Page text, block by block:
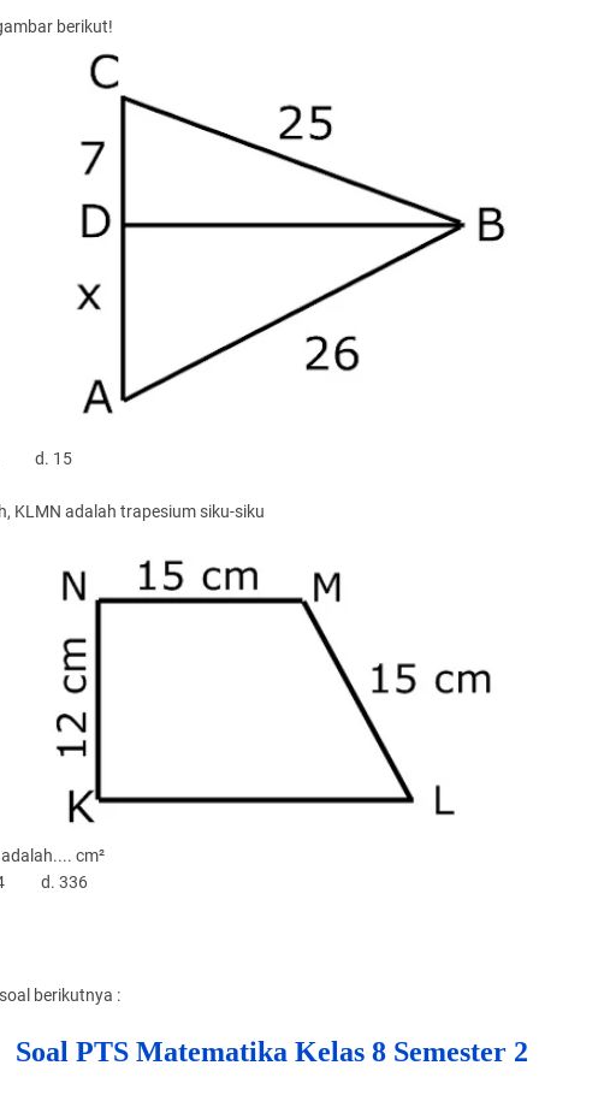
berikut!
d. 15
KLMN adalah trapesium siku-siku
cm²
d. 336
berikutnya :
Soal PTS Matematika Kelas 8 Semester 2